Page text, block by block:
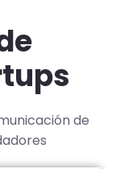
de